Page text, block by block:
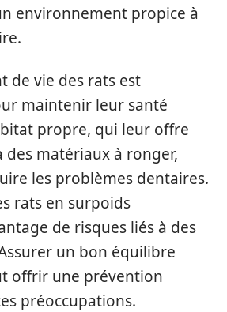
environnement propice à
de vie des rats est
maintenir leur santé
propre, qui leur offre
des matériaux à ronger,
les problèmes dentaires.
rats en surpoids
de risques liés à des
un bon équilibre
offrir une prévention
préoccupations.